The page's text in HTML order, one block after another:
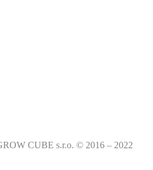
CUBE s.r.o. © 2016 – 2022